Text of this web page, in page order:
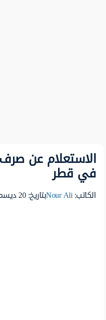
الاستعلام عن صرف
في قطر
الكاتب:Nour Aliبتاريخ: 20 ديسمبر 2024 , 18:35